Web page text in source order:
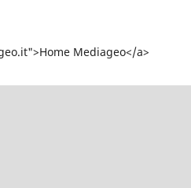
Mediageo</a>